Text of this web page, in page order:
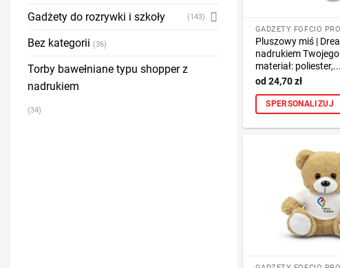
Gadżety do rozrywki i szkoły (143)
Bez kategorii (36)
Torby bawełniane typu shopper z
nadrukiem
(34)
Pluszowy miś |
nadrukiem
materiał: poliester,...
24,70zł
SPERSONALIZUJ